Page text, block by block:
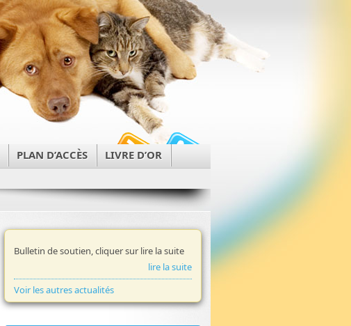
PLAN D’ACCÈS
LIVRE D’OR
Bulletin de soutien, cliquer sur lire la suite
lire la suite
Voir les autres actualités